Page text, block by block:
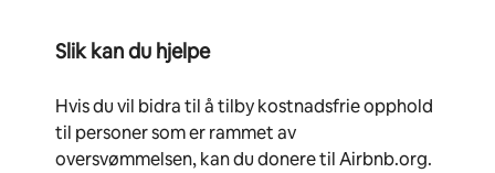
Slik kan du hjelpe
Hvis du vil bidra til å tilby kostnadsfrie opphold
til personer som er rammet av
oversvømmelsen, kan du donere til Airbnb.org.